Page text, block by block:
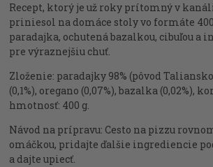
Recept, ktorý je už roky prítomný v
priniesol na domáce stoly vo formáte
paradajka, ochutená bazalkou, cibuľou
pre výraznejšiu chuť.
Zloženie: paradajky 98% (pôvod
(0,1%), oregano (0,07%), bazalka (0,02%),
hmotnosť: 400 g.
Návod na prípravu: Cesto na pizzu
omáčkou, pridajte ďalšie ingrediencie
a dajte upiecť.